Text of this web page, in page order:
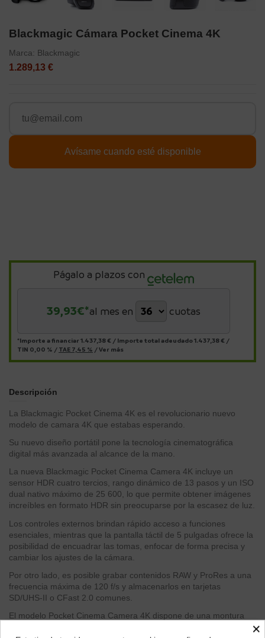
Blackmagic Cámara Pocket Cinema 4K
Marca: Blackmagic
1.289,13 €
Págalo a plazos con
39,93€*al mes en cuotas
*Importe a financiar 1.437,38 € / Importe total adeudado1.437,38 € /
TIN 0,00 % / TAE 7,45 % /Ver más
Descripción
La Blackmagic Pocket Cinema 4K es el revolucionario nuevo
modelo de camara 4K que estabas esperando.
Su nuevo diseño portátil pone la tecnología cinematográfica
digital más avanzada al alcance de la mano.
La nueva Blackmagic Pocket Cinema Camera 4K incluye un
sensor HDR cuatro tercios, rango dinámico de 13 pasos y un ISO
dual nativo máximo de 25 600, lo que permite obtener imágenes
increíbles en formato HDR sin preocuparse por la escasez de luz.
Los controles externos brindan rápido acceso a funciones
esenciales, mientras que la pantalla táctil de 5 pulgadas ofrece la
posibilidad de encuadrar las tomas, enfocar de forma precisa y
cambiar los ajustes de la cámara.
Por otro lado, es posible grabar contenidos RAW y ProRes a una
frecuencia máxima de 120 f/s y almacenarlos en tarjetas
SD/UHS-II o CFast 2.0 comunes.
El modelo Pocket Cinema Camera 4K dispone de una montura
×